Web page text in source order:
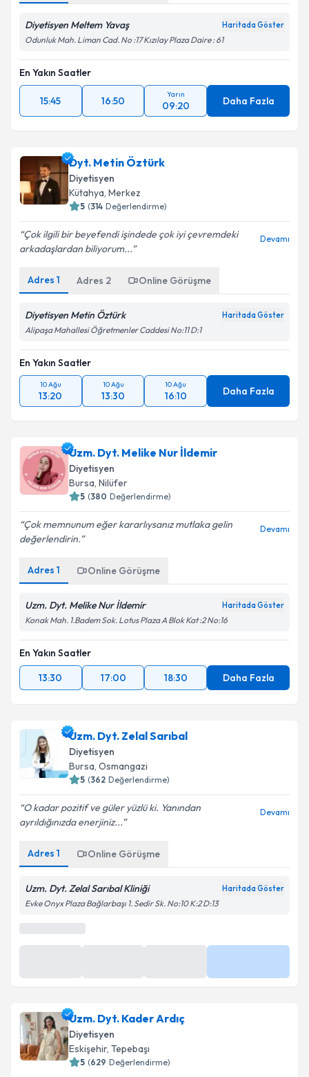
Diyetisyen Meltem Yavaş Haritada Göster
Odunluk Mah. Liman Cad. No :17 Kızılay Plaza Daire : 61
En Yakın Saatler
15:45 16:50
Yarın
09:20 Daha Fazla
Dyt. Metin Öztürk
Diyetisyen
Kütahya, Merkez
5 (314 Değerlendirme)
Çok ilgili bir beyefendi işindede çok iyi çevremdeki
arkadaşlardan biliyorum...
Devamı
Adres 1 Adres 2 Online Görüşme
Diyetisyen Metin Öztürk Haritada Göster
Alipaşa Mahallesi Öğretmenler Caddesi No:11 D:1
En Yakın Saatler
10 Ağu
13:20
10 Ağu
13:30
10 Ağu
16:10 Daha Fazla
Uzm. Dyt. Melike Nur İldemir
Diyetisyen
Bursa, Nilüfer
5 (380 Değerlendirme)
Çok memnunum eğer kararlıysanız mutlaka gelin
değerlendirin.
Devamı
Adres 1 Online Görüşme
Uzm. Dyt. Melike Nur İldemir Haritada Göster
Konak Mah. 1.Badem Sok. Lotus Plaza A Blok Kat :2 No:16
En Yakın Saatler
13:30
17:00 18:30 Daha Fazla
Uzm. Dyt. Zelal Sarıbal
Diyetisyen
Bursa, Osmangazi
5 (362 Değerlendirme)
O kadar pozitif ve güler yüzlü ki. Yanından
ayrıldığınızda enerjiniz...
Devamı
Adres 1 Online Görüşme
Uzm. Dyt. Zelal Sarıbal Kliniği Haritada Göster
Evke Onyx Plaza Bağlarbaşı 1. Sedir Sk. No:10 K:2 D:13
Uzm. Dyt. Kader Ardıç
Diyetisyen
Eskişehir, Tepebaşı
5 (629 Değerlendirme)